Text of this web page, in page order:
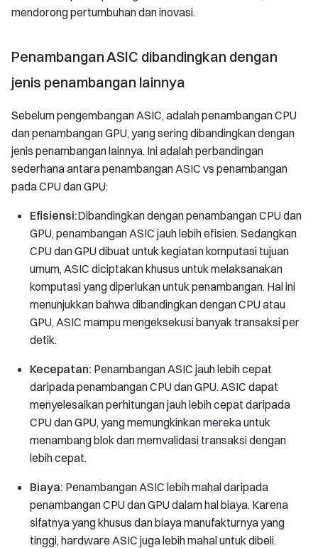
mendorong pertumbuhan dan inovasi.
Penambangan ASIC dibandingkan dengan
jenis penambangan lainnya
Sebelum pengembangan ASIC, adalah penambangan CPU
dan penambangan GPU, yang sering dibandingkan dengan
jenis penambangan lainnya. Ini adalah perbandingan
sederhana antara penambangan ASIC vs penambangan
pada CPU dan GPU:
Efisiensi:Dibandingkan dengan penambangan CPU dan
GPU, penambangan ASIC jauh lebih efisien. Sedangkan
CPU dan GPU dibuat untuk kegiatan komputasi tujuan
umum, ASIC diciptakan khusus untuk melaksanakan
komputasi yang diperlukan untuk penambangan. Hal ini
menunjukkan bahwa dibandingkan dengan CPU atau
GPU, ASIC mampu mengeksekusi banyak transaksi per
detik.
Kecepatan: Penambangan ASIC jauh lebih cepat
daripada penambangan CPU dan GPU. ASIC dapat
menyelesaikan perhitungan jauh lebih cepat daripada
CPU dan GPU, yang memungkinkan mereka untuk
menambang blok dan memvalidasi transaksi dengan
lebih cepat.
Biaya: Penambangan ASIC lebih mahal daripada
penambangan CPU dan GPU dalam hal biaya. Karena
sifatnya yang khusus dan biaya manufakturnya yang
tinggi, hardware ASIC juga lebih mahal untuk dibeli.